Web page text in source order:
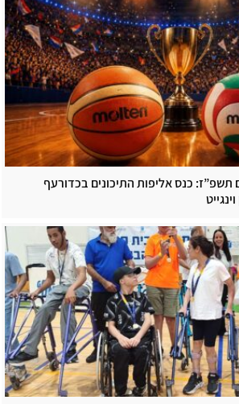
תשפ”ז: כנס אליפות התיכונים בכדורעף